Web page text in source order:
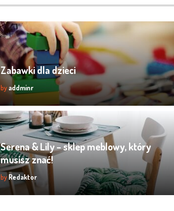
Zabawki dla dzieci
by addminr
Serena & Lily – sklep meblowy, który
musisz znać!
byRedaktor